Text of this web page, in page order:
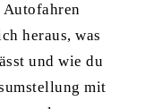
heraus, was
und wie du
mit